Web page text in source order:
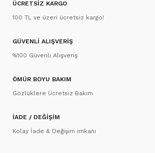
ÜCRETSİZ KARGO
100 TL ve üzeri ücretsiz kargo!
GÜVENLİ ALIŞVERİŞ
%100 Güvenli Alışveriş
ÖMÜR BOYU BAKIM
Gözlüklere Ücretsiz Bakım
İADE / DEĞİŞİM
Kolay İade & Değişim imkanı